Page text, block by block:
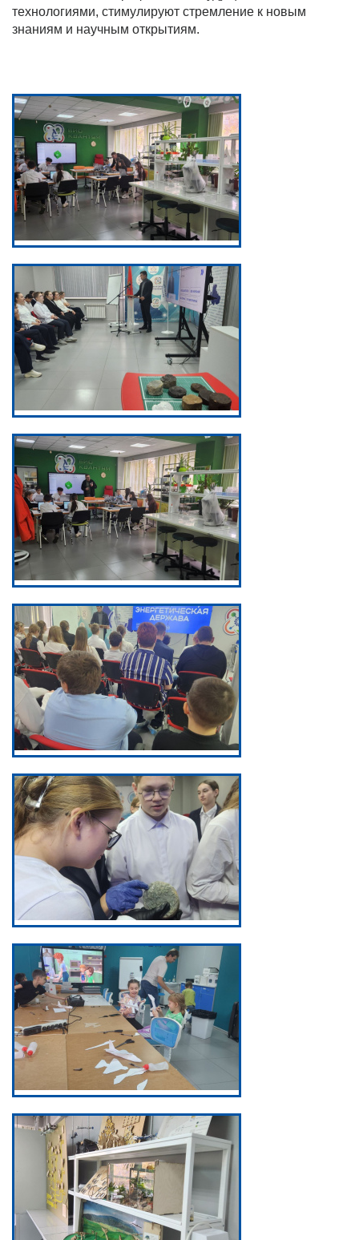
технологиями, стимулируют стремление к новым
знаниям и научным открытиям.